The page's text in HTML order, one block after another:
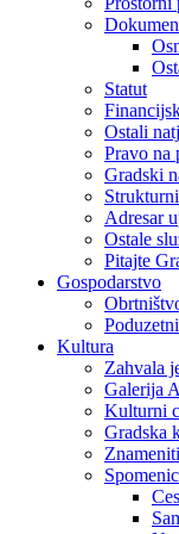
Statut
Ostali
Pravo na
Gradski
Adresar
Ostale
Pitajte
Gospodarstvo
Kultura
Zahvala
Galerija
Kulturni
Gradska